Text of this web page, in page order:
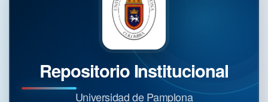
Repositorio Institucional
Universidad de Pamplona